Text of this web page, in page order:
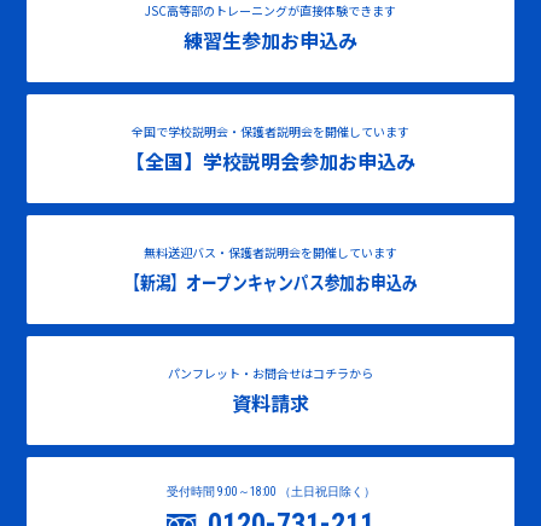
JSC高等部のトレーニングが直接体験できます
練習生参加お申込み
全国で学校説明会・保護者説明会を開催しています
【全国】学校説明会参加お申込み
無料送迎バス・保護者説明会を開催しています
【新潟】オープンキャンパス参加お申込み
パンフレット・お問合せはコチラから
資料請求
受付時間 9:00～18:00 （土日祝日除く）